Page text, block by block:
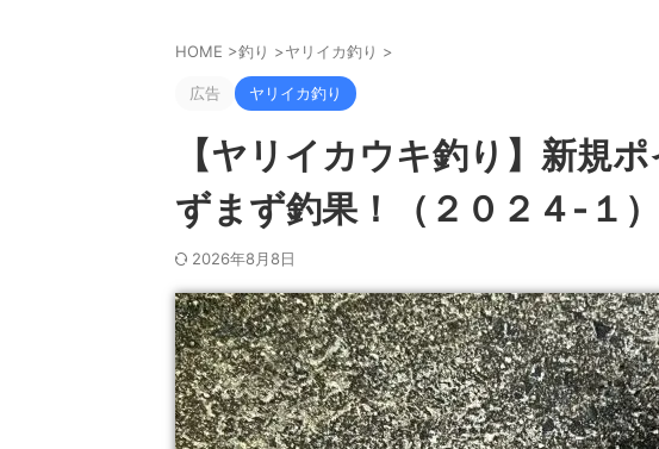
HOME >釣り >ヤリイカ釣り >
広告 ヤリイカ釣り
【ヤリイカウキ釣り】新規
ずまず釣果！（２０２４-１）
2026年8月8日